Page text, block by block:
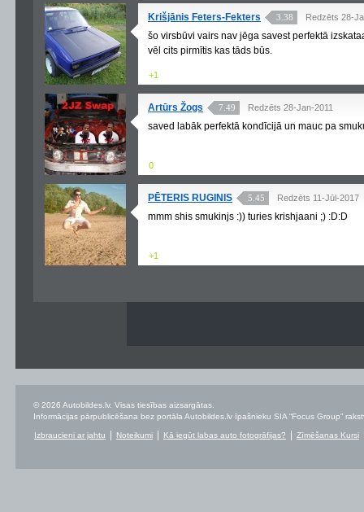
Krišjānis Feters-Fekters 3.38 Redzēts 28-
šo virsbūvi vairs nav jēga savest perfektā
vēl cits pirmītis kas tāds būs.
+1
Artūrs Žogs 7.49 Redzēts 28-Jan-2011
saved labāk perfektā kondīcijā un mauc pa
0
PĒTERIS RUGINIS 5.45 Redzēts 11-Jūl-2017
mmm shis smukinjs :)) turies krishjaani ;) :D:D
+1
© 2026 Autobildes.lv. Visas tiesības aizsargātas.
Informācijas pārpublicēšana bez portāla Autobildes.lv īpašnieku SIA “Focus Group”
Izbraucieni ar jahtu Noteikumi Kā iegūt labas auto fotogrāfijas? Zīmēšanas Kursi